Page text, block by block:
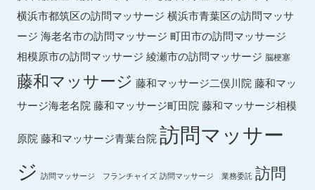
横浜市都筑区の訪問マッサージ 横浜市青葉区の訪問マッサ
ージ 海老名市の訪問マッサージ 町田市の訪問マッサージ
相模原市の訪問マッサージ 綾瀬市の訪問マッサージ 脳梗塞
藤和マッサージ 藤和マッサージ二俣川院 藤和マッ
サージ海老名院 藤和マッサージ町田院 藤和マッサージ相模
原院 藤和マッサージ青葉台院 訪問マッサー
ジ 訪問マッサージ フランチャイズ 訪問マッサージ 業務委託 訪問